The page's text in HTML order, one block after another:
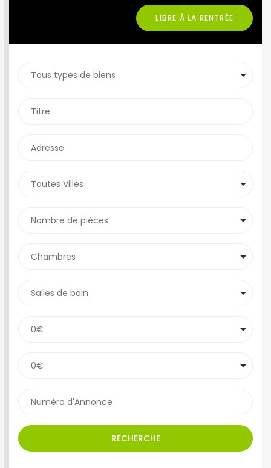
LIBRE À LA RENTRÉE
RECHERCHE